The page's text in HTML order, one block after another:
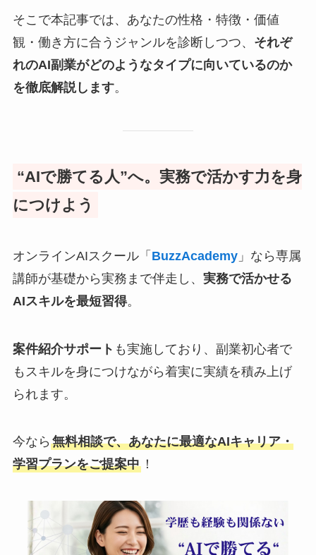
そこで本記事では、あなたの性格・特徴・価値
観・働き方に合うジャンルを診断しつつ、 それぞ
れのAI副業がどのようなタイプに向いているのか
を徹底解説します。
“AIで勝てる人”へ。実務で活かす力を身
につけよう
オンラインAIスクール「 BuzzAcademy」なら専属
講師が基礎から実務まで伴走し、 実務で活かせる
AIスキルを最短習得。
案件紹介サポート も実施しており、副業初心者で
もスキルを身につけながら着実に実績を積み上げ
られます。
今なら 無料相談で、あなたに最適なAIキャリア・
学習プランをご提案中！